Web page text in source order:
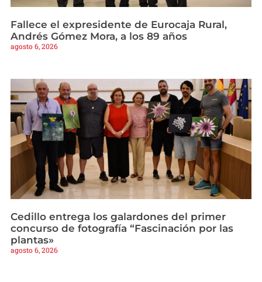
Fallece el expresidente de Eurocaja Rural,
Andrés Gómez Mora, a los 89 años
agosto 6, 2026
Cedillo entrega los galardones del primer
concurso de fotografía “Fascinación por las
plantas»
agosto 6, 2026